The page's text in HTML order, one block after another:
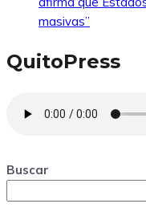
masivas”
QuitoPress
Buscar